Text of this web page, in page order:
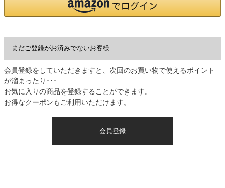
まだご登録がお済みでないお客様
会員登録をしていただきますと、次回のお買い物で使えるポイント
が溜まったり･･･
お気に入りの商品を登録することができます。
お得なクーポンもご利用いただけます。
会員登録